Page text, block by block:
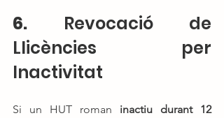
6. Revocació de
Llicències per
Inactivitat
Si un HUT roman inactiu durant 12